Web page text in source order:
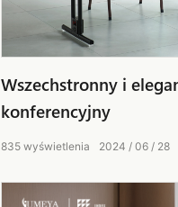
Wszechstronny i
konferencyjny
2024 06 28
835 wyświetlenia